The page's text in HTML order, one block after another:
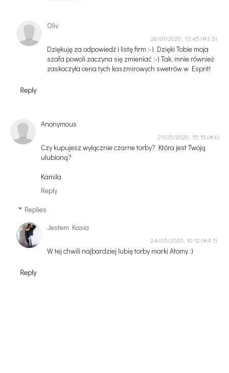
Oliv
26/01/2020, 13:45
Dziękuję za odpowiedź i listę firm :-) Dzięki Tobie moja
szafa powoli zaczyna się zmieniać :-) Tak, mnie również
zaskoczyła cena tych kaszmirowych swetrów w Esprit!
Reply
Anonymous
21/05/2020, 15:15
Czy kupujesz wyłącznie czarne torby? Która jest Twoją
ulubioną?
Kamila
Reply
Replies
Jestem Kasia
24/05/2020, 10:12
W tej chwili najbardziej lubię torby marki Atomy :)
Reply